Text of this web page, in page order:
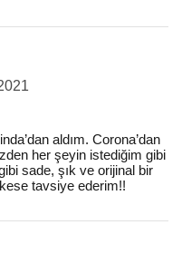
aldım. Corona’dan
her şeyin istediğim gibi
sade, şık ve orijinal bir
tavsiye ederim!!